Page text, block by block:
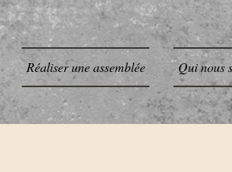
Réaliser une assemblée Qui nous